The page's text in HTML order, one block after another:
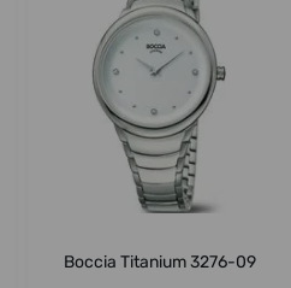
Boccia Titanium 3276-09